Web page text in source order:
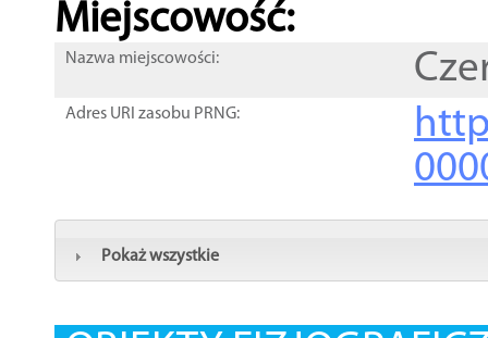
Miejscowość:
Nazwa miejscowości:
Adres URI zasobu PRNG:
Pokaż wszystkie